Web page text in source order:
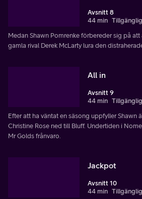
Avsnitt 8
44 min
Medan Shawn Pomrenke förbereder sig på att
gamla rival Derek McLarty lura den
All in
Avsnitt 9
44 min
Efter att ha väntat en säsong uppfyller Shawn
Christine Rose ned till Bluff. Undertiden i
Mr Golds frånvaro.
Jackpot
Avsnitt 10
44 min